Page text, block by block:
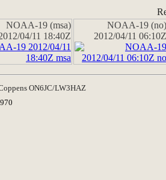
NOAA-19 (msa)
04/11 18:40Z
NOAA-19 (no)
2012/04/11 06:10Z
ON6JC/LW3HAZ